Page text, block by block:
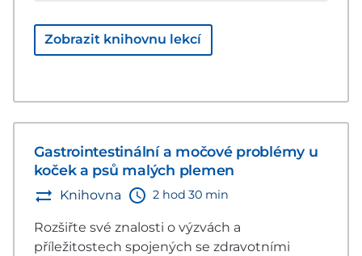
na specializované pracoviště.
Zobrazit knihovnu lekcí
Gastrointestinální a močové problémy u
koček a psů malých plemen
Knihovna 2 hod 30 min
Rozšiřte své znalosti o výzvách a
příležitostech spojených se zdravotními